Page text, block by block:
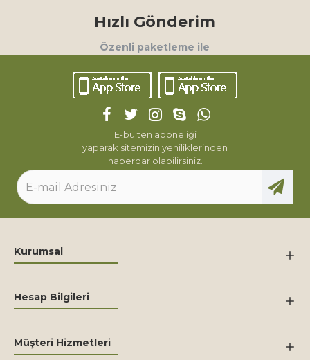
Hızlı Gönderim
Özenli paketleme ile
E-bülten aboneliği
yaparak sitemizin yeniliklerinden
haberdar olabilirsiniz.
Kurumsal
Hesap Bilgileri
Müşteri Hizmetleri